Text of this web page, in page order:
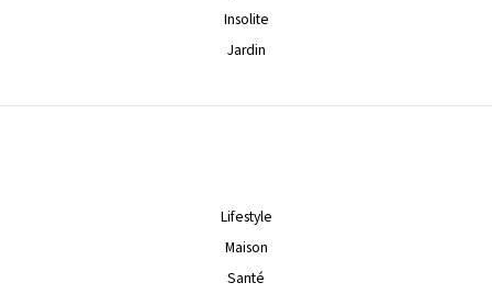
Insolite
Jardin
Lifestyle
Maison
Santé